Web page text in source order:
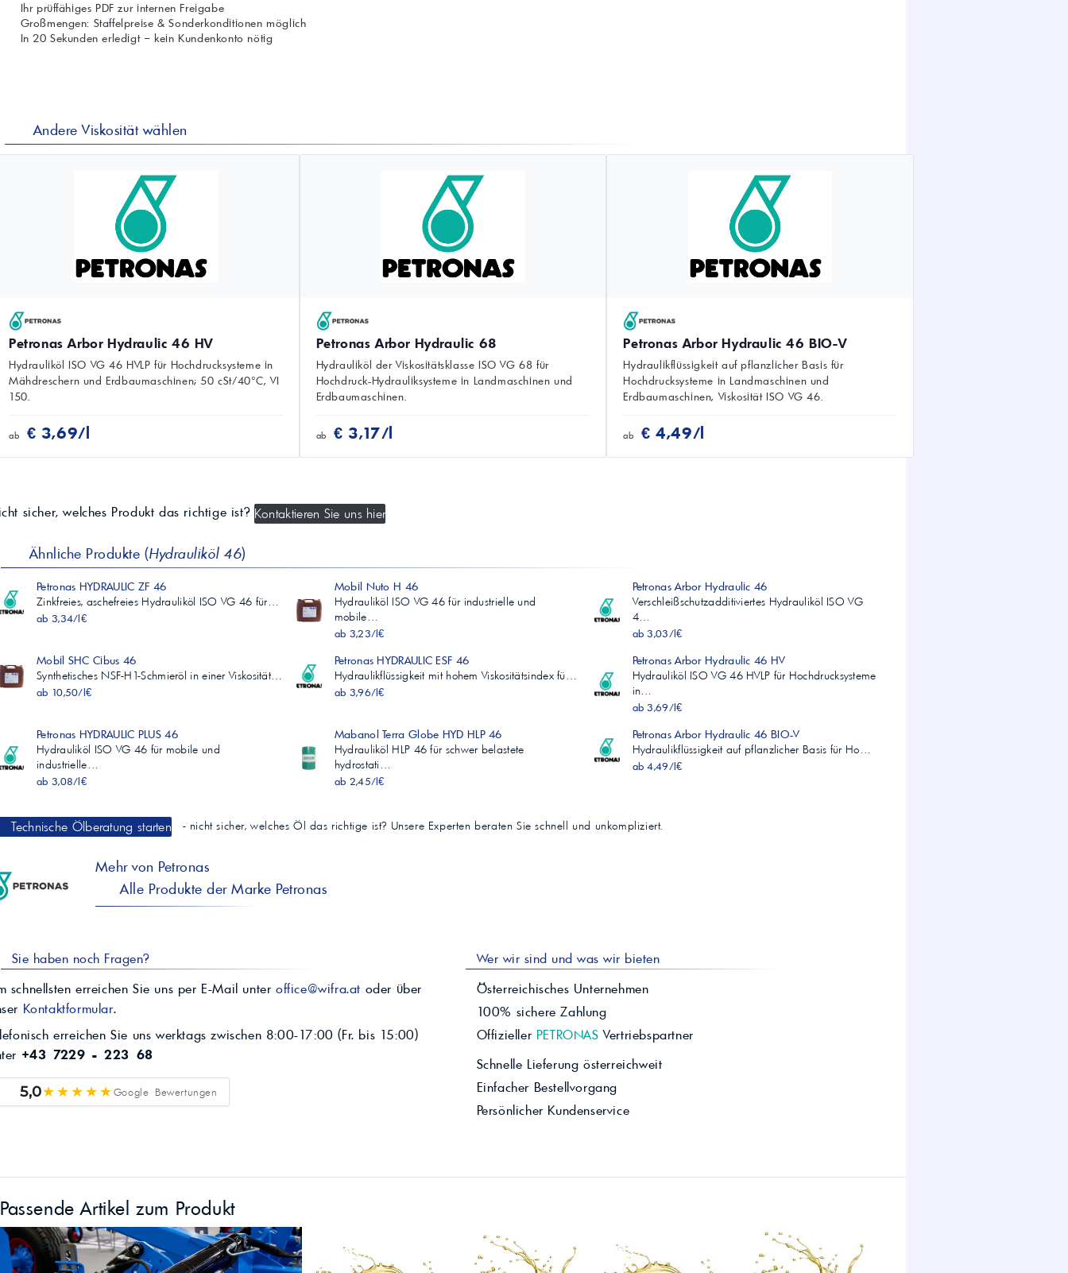
Ihr prüffähiges PDF zur internen Freigabe
Großmengen: Staffelpreise & Sonderkonditionen möglich
In 20 Sekunden erledigt – kein Kundenkonto nötig
Andere Viskosität wählen
Petronas Arbor Hydraulic 46 HV
Hydrauliköl ISO VG 46 HVLP für Hochdrucksysteme in
Mähdreschern und Erdbaumaschinen; 50 cSt/40°C, VI
150.
ab € 3,69/l
Petronas Arbor Hydraulic 68
Hydrauliköl der Viskositätsklasse ISO VG 68 für
Hochdruck-Hydrauliksysteme in Landmaschinen und
Erdbaumaschinen.
ab € 3,17/l
Petronas Arbor Hydraulic 46 BIO-V
Hydraulikflüssigkeit auf pflanzlicher Basis für
Hochdrucksysteme in Landmaschinen und
Erdbaumaschinen, Viskosität ISO VG 46.
ab € 4,49/l
sicher, welches Produkt das richtige ist? Kontaktieren Sie uns hier
Ähnliche Produkte (Hydrauliköl 46)
Petronas HYDRAULIC ZF 46
Zinkfreies, aschefreies Hydrauliköl ISO VG 46 für…
ab 3,34/l€
Mobil Nuto H 46
Hydrauliköl ISO VG 46 für industrielle und
mobile…
ab 3,23/l€
Petronas Arbor Hydraulic 46
Verschleißschutzadditiviertes Hydrauliköl ISO VG
4…
ab 3,03/l€
Mobil SHC Cibus 46
Synthetisches NSF-H1-Schmieröl in einer Viskosität…
ab 10,50/l€
Petronas HYDRAULIC ESF 46
Hydraulikflüssigkeit mit hohem Viskositätsindex fü…
ab 3,96/l€
Petronas Arbor Hydraulic 46 HV
Hydrauliköl ISO VG 46 HVLP für Hochdrucksysteme
in…
ab 3,69/l€
Petronas HYDRAULIC PLUS 46
Hydrauliköl ISO VG 46 für mobile und
industrielle…
ab 3,08/l€
Mabanol Terra Globe HYD HLP 46
Hydrauliköl HLP 46 für schwer belastete
hydrostati…
ab 2,45/l€
Petronas Arbor Hydraulic 46 BIO-V
Hydraulikflüssigkeit auf pflanzlicher Basis für Ho…
ab 4,49/l€
Technische Ölberatung starten - nicht sicher, welches Öl das richtige ist? Unsere Experten beraten Sie schnell und unkompliziert.
Mehr von Petronas
Alle Produkte der Marke Petronas
Sie haben noch Fragen?
schnellsten erreichen Sie uns per E-Mail unteroffice@wifra.at oder über
Kontaktformular.
erreichen Sie uns werktags zwischen 8:00-17:00 (Fr. bis 15:00)
+43 7229 - 223 68
5,0★★★★★Google Bewertungen
Wer wir sind und was wir bieten
Österreichisches Unternehmen
100% sichere Zahlung
Offizieller PETRONAS Vertriebspartner
Schnelle Lieferung österreichweit
Einfacher Bestellvorgang
Persönlicher Kundenservice
Passende Artikel zum Produkt